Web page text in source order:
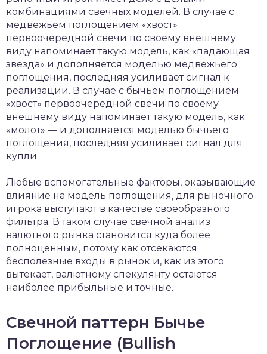
комбинациями свечных моделей. В случае с
медвежьем поглощением «хвост»
первоочередной свечи по своему внешнему
виду напоминает такую модель, как «падающая
звезда» и дополняется моделью медвежьего
поглощения, последняя усиливает сигнал к
реализации. В случае с бычьем поглощением
«хвост» первоочередной свечи по своему
внешнему виду напоминает такую модель, как
«молот» — и дополняется моделью бычьего
поглощения, последняя усиливает сигнал для
купли.
Любые вспомогательные факторы, оказывающие
влияние на модель поглощения, для рыночного
игрока выступают в качестве своеобразного
фильтра. В таком случае свечной анализ
валютного рынка становится куда более
полноценным, потому как отсекаются
бесполезные входы в рынок и, как из этого
вытекает, валютному спекулянту остаются
наиболее прибыльные и точные.
Свечной паттерн Бычье
Поглощение (Bullish